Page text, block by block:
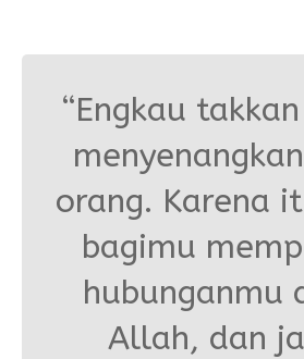
“Engkau
orang. Karena
bagimu
hubunganmu
Allah, dan